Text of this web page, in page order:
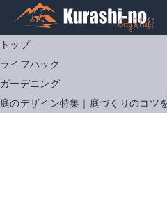
トップ
ライフハック
ガーデニング
庭のデザイン特集｜庭づくりのコツ